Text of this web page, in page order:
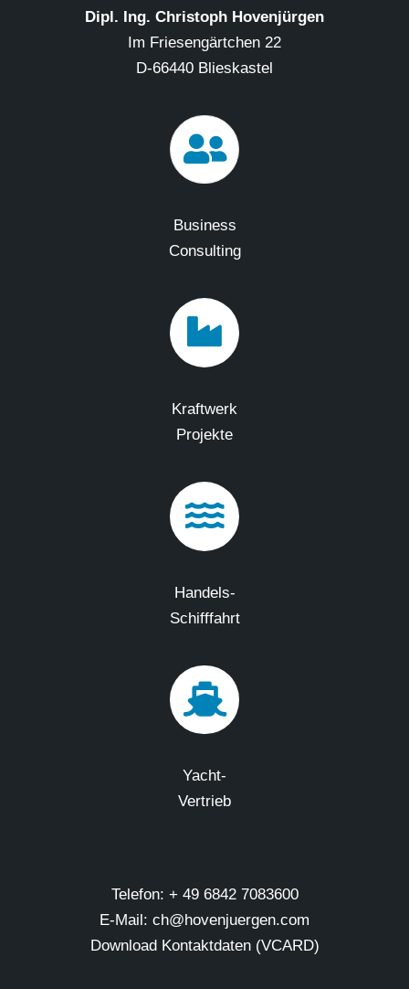
Dipl. Ing. Christoph Hovenjürgen
Im Friesengärtchen 22
D-66440 Blieskastel
Business
Consulting
Kraftwerk
Projekte
Handels-
Schifffahrt
Yacht-
Vertrieb
Telefon: + 49 6842 7083600
E-Mail: ch@hovenjuergen.com
Download Kontaktdaten (VCARD)